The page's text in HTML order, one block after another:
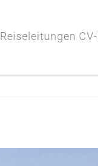
Reiseleitungen